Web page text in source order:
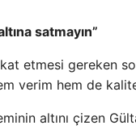
satmayın”
etmesi gereken
verim hem de
altını çizen